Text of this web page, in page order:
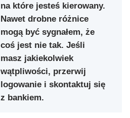
na które jesteś kierowany.
Nawet drobne różnice
mogą być sygnałem, że
coś jest nie tak. Jeśli
masz jakiekolwiek
wątpliwości, przerwij
logowanie i skontaktuj się
z bankiem.